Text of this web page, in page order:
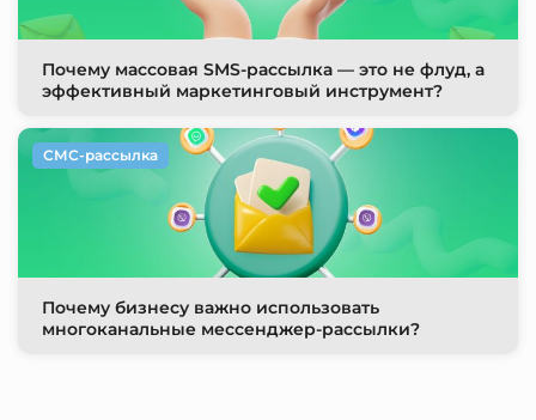
Почему массовая SMS-рассылка — это не флуд, а
эффективный маркетинговый инструмент?
Почему бизнесу важно использовать
многоканальные мессенджер-рассылки?
СМС-рассылка